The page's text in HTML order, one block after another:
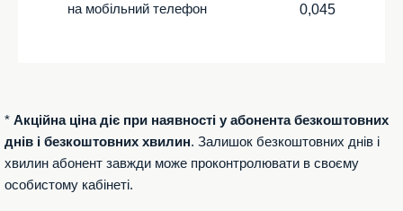
на мобільний телефон 0,045
* Акційна ціна діє при наявності у абонента безкоштовних
днів і безкоштовних хвилин. Залишок безкоштовних днів і
хвилин абонент завжди може проконтролювати в своєму
особистому кабінеті.